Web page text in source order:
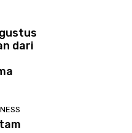
dari